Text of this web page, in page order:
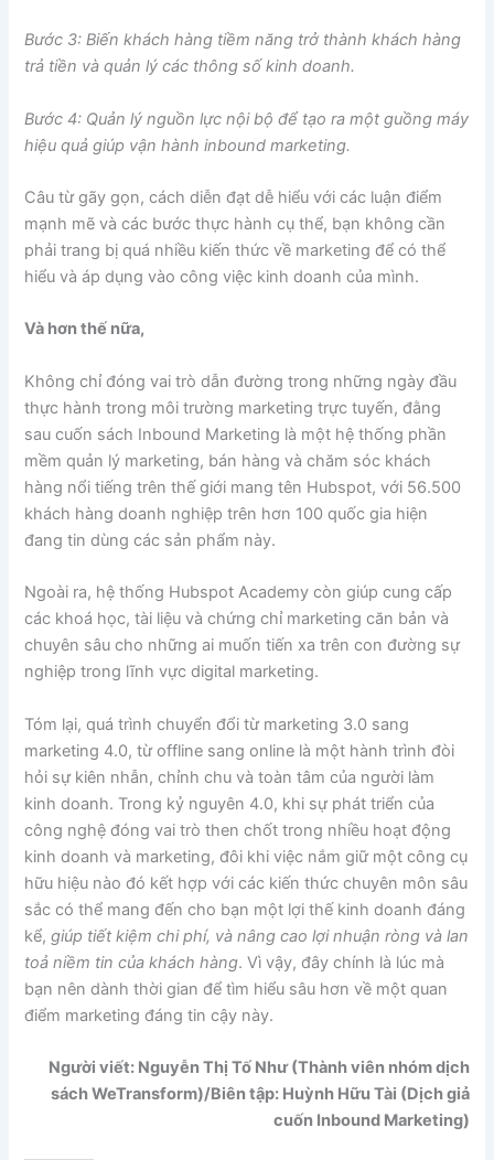
Bước 3: Biến khách hàng tiềm năng trở thành khách hàng
trả tiền và quản lý các thông số kinh doanh.
Bước 4: Quản lý nguồn lực nội bộ để tạo ra một guồng máy
hiệu quả giúp vận hành inbound marketing.
Câu từ gãy gọn, cách diễn đạt dễ hiểu với các luận điểm
mạnh mẽ và các bước thực hành cụ thể, bạn không cần
phải trang bị quá nhiều kiến thức về marketing để có thể
hiểu và áp dụng vào công việc kinh doanh của mình.
Và hơn thế nữa,
Không chỉ đóng vai trò dẫn đường trong những ngày đầu
thực hành trong môi trường marketing trực tuyến, đằng
sau cuốn sách Inbound Marketing là một hệ thống phần
mềm quản lý marketing, bán hàng và chăm sóc khách
hàng nổi tiếng trên thế giới mang tên Hubspot, với 56.500
khách hàng doanh nghiệp trên hơn 100 quốc gia hiện
đang tin dùng các sản phẩm này.
Ngoài ra, hệ thống Hubspot Academy còn giúp cung cấp
các khoá học, tài liệu và chứng chỉ marketing căn bản và
chuyên sâu cho những ai muốn tiến xa trên con đường sự
nghiệp trong lĩnh vực digital marketing.
Tóm lại, quá trình chuyển đổi từ marketing 3.0 sang
marketing 4.0, từ offline sang online là một hành trình đòi
hỏi sự kiên nhẫn, chỉnh chu và toàn tâm của người làm
kinh doanh. Trong kỷ nguyên 4.0, khi sự phát triển của
công nghệ đóng vai trò then chốt trong nhiều hoạt động
kinh doanh và marketing, đôi khi việc nắm giữ một công cụ
hữu hiệu nào đó kết hợp với các kiến thức chuyên môn sâu
sắc có thể mang đến cho bạn một lợi thế kinh doanh đáng
kể,giúp tiết kiệm chi phí, và nâng cao lợi nhuận ròng và lan
toả niềm tin của khách hàng. Vì vậy, đây chính là lúc mà
bạn nên dành thời gian để tìm hiểu sâu hơn về một quan
điểm marketing đáng tin cậy này.
Người viết: Nguyễn Thị Tố Như (Thành viên nhóm dịch
sách WeTransform)/Biên tập: Huỳnh Hữu Tài (Dịch giả
cuốn Inbound Marketing)